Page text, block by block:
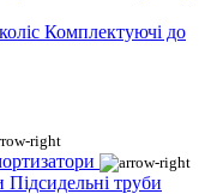
Комплектуючі до
Підсидельні труби